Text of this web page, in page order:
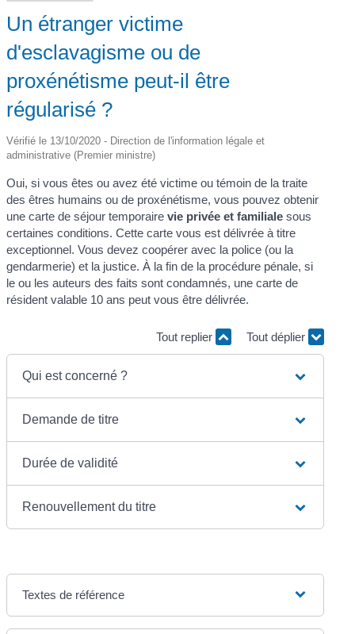
Un étranger victime
d'esclavagisme ou de
proxénétisme peut-il être
régularisé ?
Vérifié le 13/10/2020 - Direction de l'information légale et
administrative (Premier ministre)
Oui, si vous êtes ou avez été victime ou témoin de la traite
des êtres humains ou de proxénétisme, vous pouvez obtenir
une carte de séjour temporairevie privée et familiale sous
certaines conditions. Cette carte vous est délivrée à titre
exceptionnel. Vous devez coopérer avec la police (ou la
gendarmerie) et la justice. À la fin de la procédure pénale, si
le ou les auteurs des faits sont condamnés, une carte de
résident valable 10 ans peut vous être délivrée.
Tout replier Tout déplier
Qui est concerné ?
Demande de titre
Durée de validité
Renouvellement du titre
Textes de référence